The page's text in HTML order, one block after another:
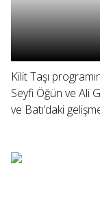
Kilit Taşı
Seyfi Öğün ve Ali
ve Batı’daki